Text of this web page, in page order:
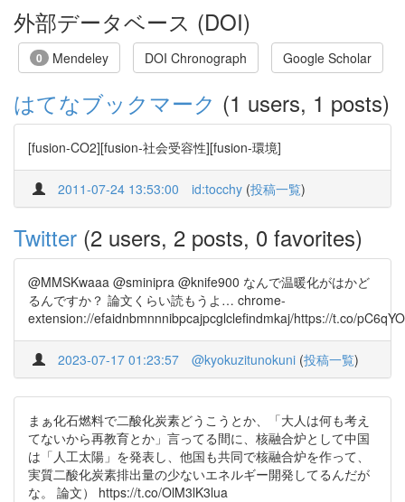
外部データベース (DOI)
0 Mendeley DOI Chronograph Google Scholar
はてなブックマーク (1 users, 1 posts)
[fusion-CO2][fusion-社会受容性][fusion-環境]
2011-07-24 13:53:00 id:tocchy (投稿一覧)
Twitter (2 users, 2 posts, 0 favorites)
@MMSKwaaa @sminipra @knife900 なんで温暖化がはかど
るんですか？ 論文くらい読もうよ… chrome-
extension://efaidnbmnnnibpcajpcglclefindmkaj/https://t.co/
2023-07-17 01:23:57 @kyokuzitunokuni (投稿一覧)
まぁ化石燃料で二酸化炭素どうこうとか、「大人は何も考え
てないから再教育とか」言ってる間に、核融合炉として中国
は「人工太陽」を発表し、他国も共同で核融合炉を作って、
実質二酸化炭素排出量の少ないエネルギー開発してるんだが
な。 論文） https://t.co/OlM3lK3lua